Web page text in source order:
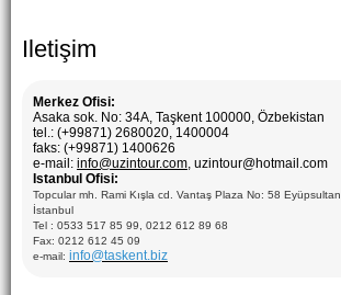
Iletişim
Merkez Ofisi:
Asaka sok. No: 34A, Taşkent 100000, Özbekistan
tel.: (+99871) 2680020, 1400004
faks: (+99871) 1400626
e-mail: info@uzintour.com, uzintour@hotmail.com
Istanbul Ofisi:
Topcular mh. Rami Kışla cd. Vantaş Plaza No: 58 Eyüpsultan
İstanbul
Tel : 0533 517 85 99, 0212 612 89 68
Fax: 0212 612 45 09
e-mail: info@taskent.biz